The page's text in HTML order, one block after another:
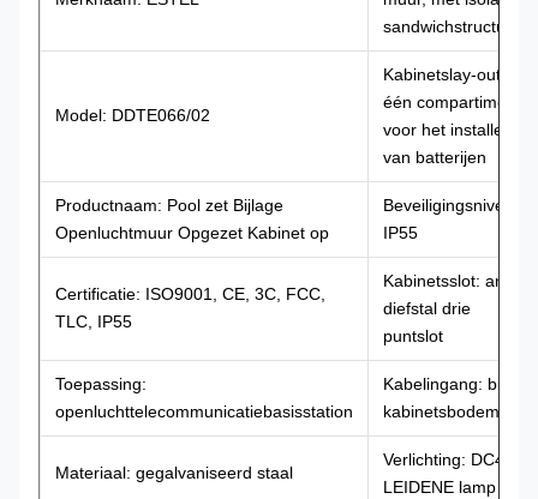
sandwichstructuur.
Model: DDTE066/02
Kabinetslay-out:
één compartiment,
voor het installeren
van batterijen
Productnaam: Pool zet Bijlage
Openluchtmuur Opgezet Kabinet op
Beveiligingsniveau:
IP55
Certificatie: ISO9001, CE, 3C, FCC,
TLC, IP55
Kabinetsslot: anti-
diefstal drie
puntslot
Toepassing:
openluchttelecommunicatiebasisstation
Kabelingang: bij
kabinetsbodem
Materiaal: gegalvaniseerd staal
Verlichting: DC48V
LEIDENE lamp